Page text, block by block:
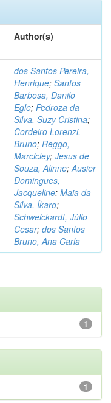
Author(s)
dos Santos Pereira,
Henrique; Santos
Barbosa, Danilo
Egle; Pedroza da
Silva, Suzy Cristina;
Cordeiro Lorenzi,
Bruno; Reggo,
Marcicley; Jesus de
Souza, Alinne;Ausier
Domingues,
Jacqueline; Maia da
Silva, Íkaro;
Schweickardt, Júlio
Cesar; dos Santos
Bruno, Ana Carla
1
1